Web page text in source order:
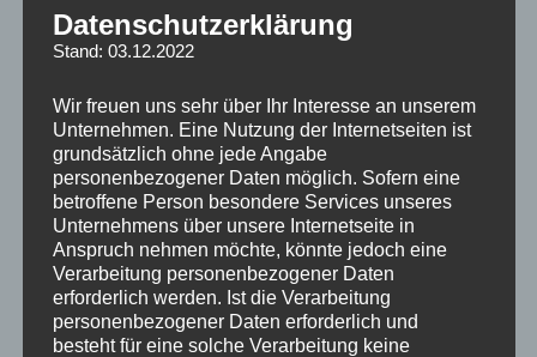
Hersteller
Design JR18
Durchmesser 19
Breite 9.5
Lochkreis 5×114.3, 5×120
Lochzahl 5
PCD 114.3 mm, 120 mm
Datenschutzerklärung
Stand: 03.12.2022
Wir freuen uns sehr über Ihr Interesse an unserem
Unternehmen. Eine Nutzung der Internetseiten ist
grundsätzlich ohne jede Angabe
personenbezogener Daten möglich. Sofern eine
betroffene Person besondere Services unseres
Unternehmens über unsere Internetseite in
Anspruch nehmen möchte, könnte jedoch eine
Verarbeitung personenbezogener Daten
erforderlich werden. Ist die Verarbeitung
personenbezogener Daten erforderlich und
besteht für eine solche Verarbeitung keine